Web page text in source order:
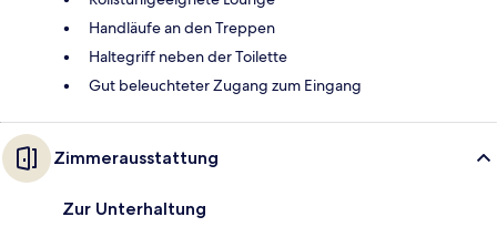
Handläufe an den Treppen
Haltegriff neben der Toilette
Gut beleuchteter Zugang zum Eingang
Zimmerausstattung
Zur Unterhaltung